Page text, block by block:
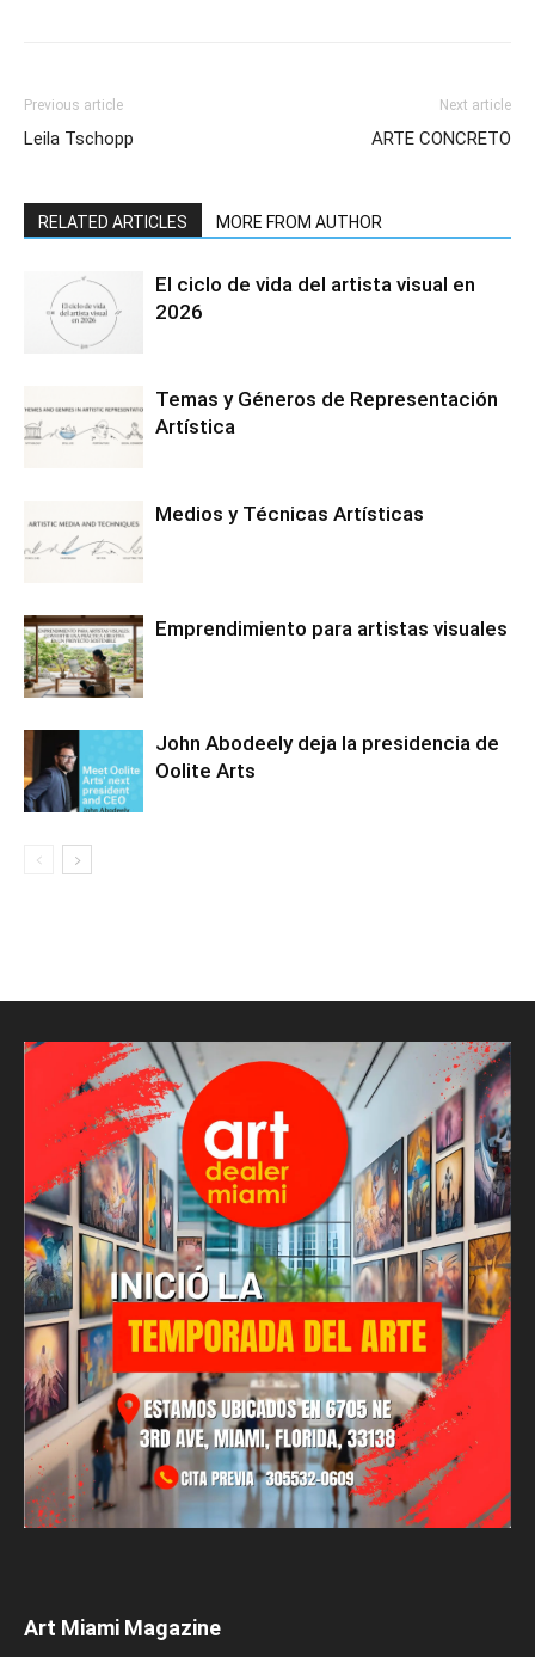
Previous article
Leila Tschopp
Next article
ARTE CONCRETO
RELATED ARTICLES MORE FROM AUTHOR
El ciclo de vida del artista visual en
2026
Temas y Géneros de Representación
Artística
Medios y Técnicas Artísticas
Emprendimiento para artistas visuales
John Abodeely deja la presidencia de
Oolite Arts
Art Miami Magazine